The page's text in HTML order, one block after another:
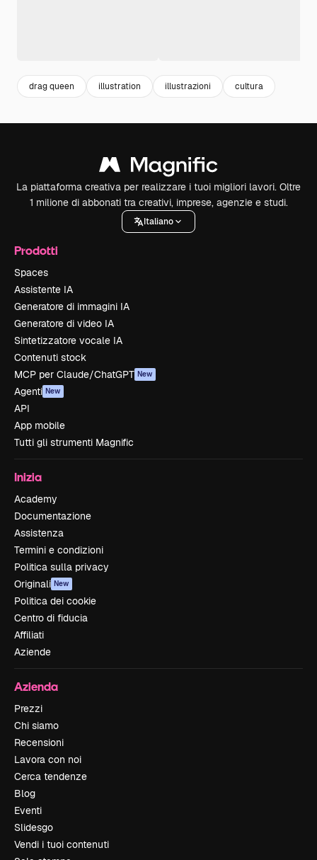
drag queen illustration illustrazioni cultura
La piattaforma creativa per realizzare i tuoi migliori lavori. Oltre
1 milione di abbonati tra creativi, imprese, agenzie e studi.
Italiano
Prodotti
Spaces
Assistente IA
Generatore di immagini IA
Generatore di video IA
Sintetizzatore vocale IA
Contenuti stock
MCP per Claude/ChatGPT New
Agenti New
API
App mobile
Tutti gli strumenti Magnific
Inizia
Academy
Documentazione
Assistenza
Termini e condizioni
Politica sulla privacy
Originali New
Politica dei cookie
Centro di fiducia
Affiliati
Aziende
Azienda
Prezzi
Chi siamo
Recensioni
Lavora con noi
Cerca tendenze
Blog
Eventi
Slidesgo
Vendi i tuoi contenuti